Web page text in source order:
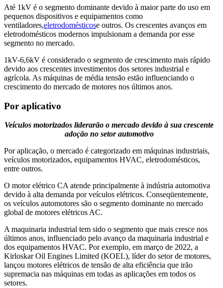
Até 1kV é o segmento dominante devido à maior parte do uso em
pequenos dispositivos e equipamentos como
ventiladores,eletrodomésticose outros. Os crescentes avanços em
eletrodomésticos modernos impulsionam a demanda por esse
segmento no mercado.
1kV-6,6kV é considerado o segmento de crescimento mais rápido
devido aos crescentes investimentos dos setores industrial e
agrícola. As máquinas de média tensão estão influenciando o
crescimento do mercado de motores nos últimos anos.
Por aplicativo
Veículos motorizados liderarão o mercado devido à sua crescente
adoção no setor automotivo
Por aplicação, o mercado é categorizado em máquinas industriais,
veículos motorizados, equipamentos HVAC, eletrodomésticos,
entre outros.
O motor elétrico CA atende principalmente à indústria automotiva
devido à alta demanda por veículos elétricos. Conseqüentemente,
os veículos automotores são o segmento dominante no mercado
global de motores elétricos AC.
A maquinaria industrial tem sido o segmento que mais cresce nos
últimos anos, influenciado pelo avanço da maquinaria industrial e
dos equipamentos HVAC. Por exemplo, em março de 2022, a
Kirloskar Oil Engines Limited (KOEL), líder do setor de motores,
lançou motores elétricos de tensão de alta eficiência que irão
supremacia nas máquinas em todas as aplicações em todos os
setores.